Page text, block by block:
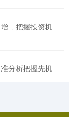
，把握投资机
分析把握先机